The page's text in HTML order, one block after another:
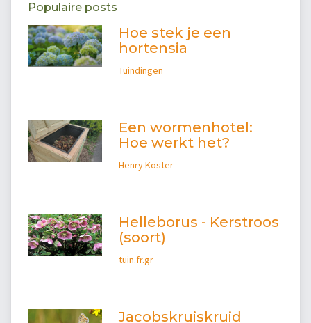
Populaire posts
Hoe stek je een
hortensia
Tuindingen
Een wormenhotel:
Hoe werkt het?
Henry Koster
Helleborus - Kerstroos
(soort)
tuin.fr.gr
Jacobskruiskruid